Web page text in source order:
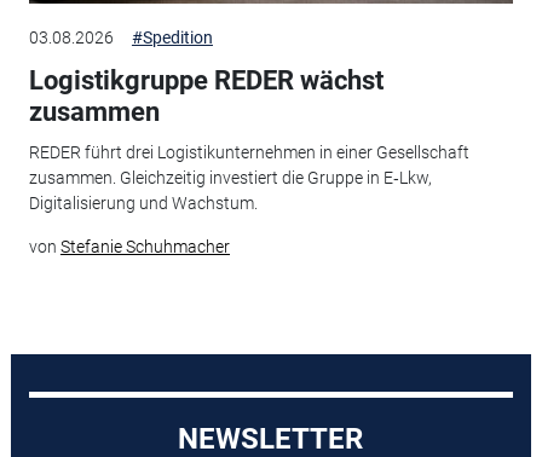
03.08.2026 #Spedition
Logistikgruppe REDER wächst
zusammen
REDER führt drei Logistikunternehmen in einer Gesellschaft
zusammen. Gleichzeitig investiert die Gruppe in E‑Lkw,
Digitalisierung und Wachstum.
von Stefanie Schuhmacher
NEWSLETTER